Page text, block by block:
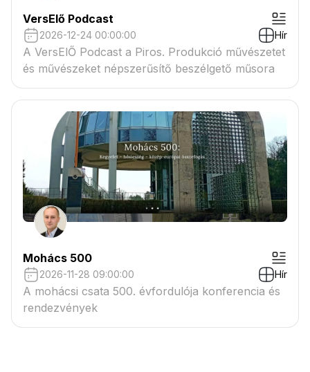
VersElő Podcast
2026-12-24 00:00:00 Hír
A VersElŐ Podcast a Piros. Produkció művészetet
és művészeket népszerűsítő beszélgető műsora
Mohács 500
2026-11-28 09:00:00 Hír
A mohácsi csata 500. évfordulója konferencia és
rendezvények